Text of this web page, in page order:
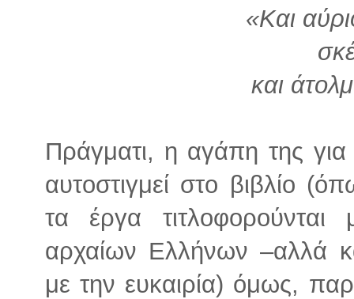
«Και
και
Πράγματι, η αγάπη της για
αυτοστιγμεί στο βιβλίο
τα έργα τιτλοφορούνται
αρχαίων Ελλήνων –αλλά
με την ευκαιρία) όμως,